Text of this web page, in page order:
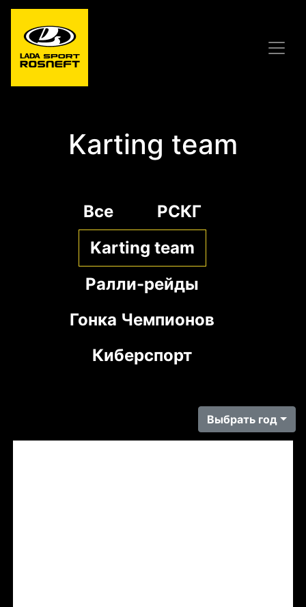
Karting team
Все
РСКГ
Karting team
Ралли-рейды
Гонка Чемпионов
Киберспорт
Выбрать год